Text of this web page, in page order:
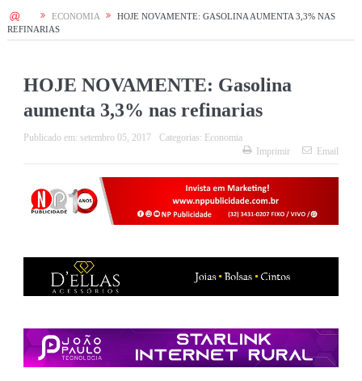
HOME ECONOMIA
HOJE NOVAMENTE: GASOLINA AUMENTA 3,3% NAS
REFINARIAS
HOJE NOVAMENTE: Gasolina
aumenta 3,3% nas refinarias
Publicado em: setembro 05, 2017 Categorias: Economia
Imprimir
Email